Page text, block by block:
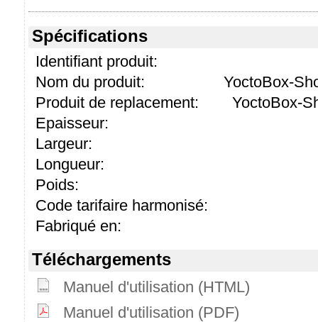
Spécifications
Identifiant produit:
Nom du produit:
YoctoBox-
Produit de replacement:
YoctoBox-
Epaisseur:
Largeur:
Longueur:
Poids:
Code tarifaire harmonisé:
Fabriqué en:
Téléchargements
Manuel d'utilisation (HTML)
Manuel d'utilisation (PDF)